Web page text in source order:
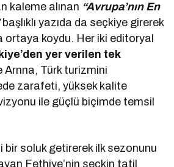
kaleme alınan “Avrupa’nın En
başlıklı yazıda da seçkiye girerek
ortaya koydu. Her iki editoryal
yer verilen tek
Arnna, Türk turizmini
zarafeti, yüksek kalite
ile güçlü biçimde temsil
bir soluk getirerek ilk sezonunu
Fethiye’nin seçkin tatil